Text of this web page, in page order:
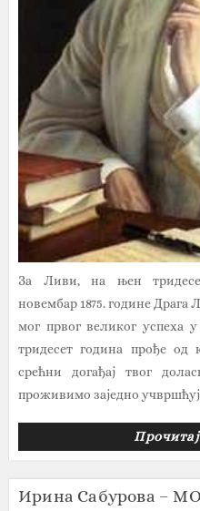
За Ливи, на њен
новембар 1875. године
мог првог великог успеха
тридесет година прође од
срећни догађај твог
проживимо заједно
Ирина Сабурова –